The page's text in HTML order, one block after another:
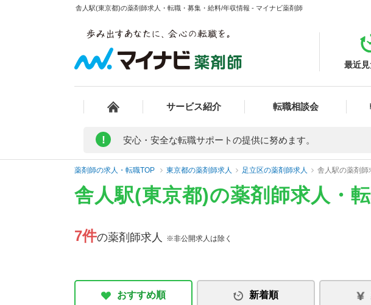
舎人駅(東京都)の薬剤師求人・転職・募集・給料/年収情報 - マイナビ薬剤師
最近
サービス紹介 転職相談会
! 安心・安全な転職サポートの提供に努めます。
薬剤師の求人・転職TOP 東京都の薬剤師求人 足立区の薬剤師求人 舎人駅の薬剤師
舎人駅(東京都)の薬剤師求人・
7件の薬剤師求人 ※非公開求人は除く
おすすめ順 新着順